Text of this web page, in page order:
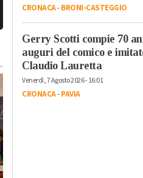
CRONACA-BRONI-CASTEGGIO
Gerry Scotti compie 70
auguri del comico e
Claudio Lauretta
Venerdì, 7 Agosto 2026 - 16:01
CRONACA-PAVIA